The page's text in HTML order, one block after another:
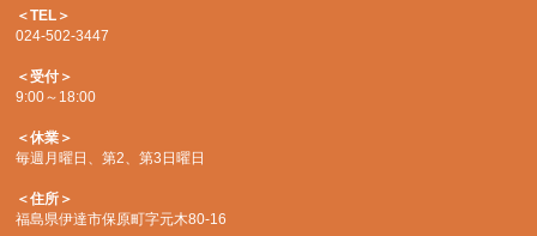
＜TEL＞
024-502-3447
＜受付＞
9:00～18:00
＜休業＞
毎週月曜日、第2、第3日曜日
＜住所＞
福島県伊達市保原町字元木80-16